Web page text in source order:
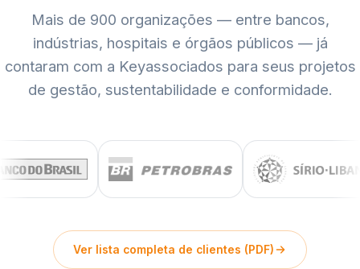
Mais de 900 organizações — entre bancos,
indústrias, hospitais e órgãos públicos — já
contaram com a Keyassociados para seus projetos
de gestão, sustentabilidade e conformidade.
Ver lista completa de clientes (PDF)